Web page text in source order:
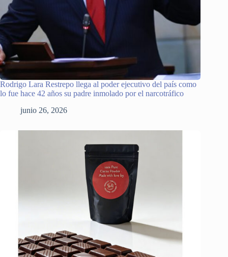
Rodrigo Lara Restrepo llega al poder ejecutivo del país como
lo fue hace 42 años su padre inmolado por el narcotráfico
junio 26, 2026